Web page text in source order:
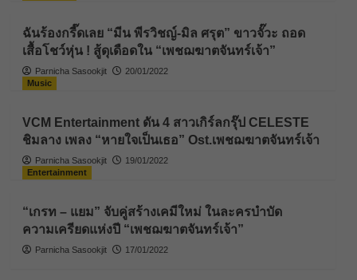
ฉันร้องกรี๊ดเลย “มีน พีรวิชญ์-มิล ศรุต” ขาวจั๊วะ ถอด
เสื้อโชว์หุ่น ! สู้ดุเดือดใน “เพชฌฆาตจันทร์เจ้า”
Parnicha Sasookjit
20/01/2022
Music
VCM Entertainment ดัน 4 สาวเกิร์ลกรุ๊ป CELESTE
ชิมลาง เพลง “หายใจเป็นเธอ” Ost.เพชฌฆาตจันทร์เจ้า
Parnicha Sasookjit
19/01/2022
Entertainment
“เกรท – แยม” จับคู่สร้างเคมีใหม่ ในละครบำบัด
ความเครียดแห่งปี “เพชฌฆาตจันทร์เจ้า”
Parnicha Sasookjit 17/01/2022